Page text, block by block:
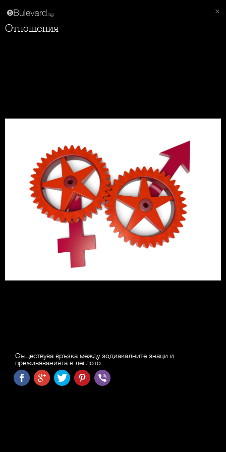
Отношения
Съществува връзка между зодиакалните знаци и
преживяванията в леглото.